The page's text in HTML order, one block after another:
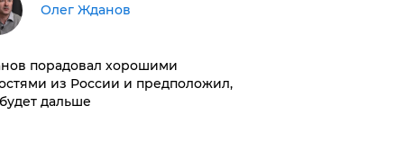
Олег Жданов
порадовал хорошими
из России и предположил,
дальше